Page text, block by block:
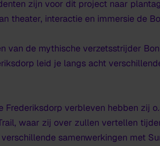
zijn voor dit project naar
theater, interactie en immersie de
van de mythische verzetsstrijder
leid je langs acht
verbleven hebben zij
waar zij over zullen vertellen
samenwerkingen met